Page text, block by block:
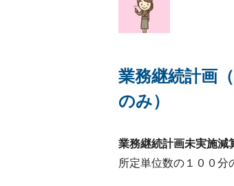
業務継続計画
のみ）
業務継続計画未実施減
所定単位数の１００分